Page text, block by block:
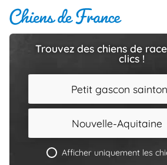
Trouvez des chiens de
clics !
Petit gascon
Nouvelle-Aquitaine
Afficher uniquement les